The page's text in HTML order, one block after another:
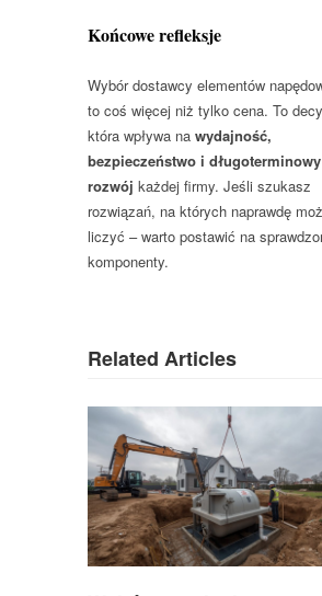
Końcowe refleksje
Wybór dostawcy elementów
to coś więcej niż tylko cena. To
która wpływa na wydajność,
bezpieczeństwo i długoterminowy
rozwój każdej firmy. Jeśli szukasz
rozwiązań, na których naprawdę
liczyć – warto postawić na
komponenty.
Related Articles